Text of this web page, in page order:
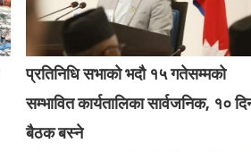
प्रतिनिधि सभाको भदौ १५ गतेसम्मको
सम्भावित कार्यतालिका सार्वजनिक, १०
बैठक बस्ने